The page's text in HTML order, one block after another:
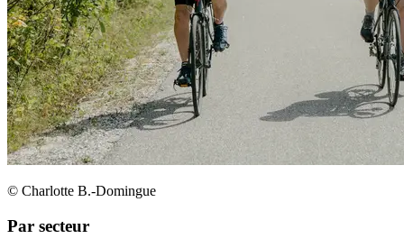
© Charlotte B.-Domingue
Par secteur